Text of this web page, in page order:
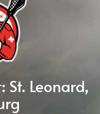
Leonard,